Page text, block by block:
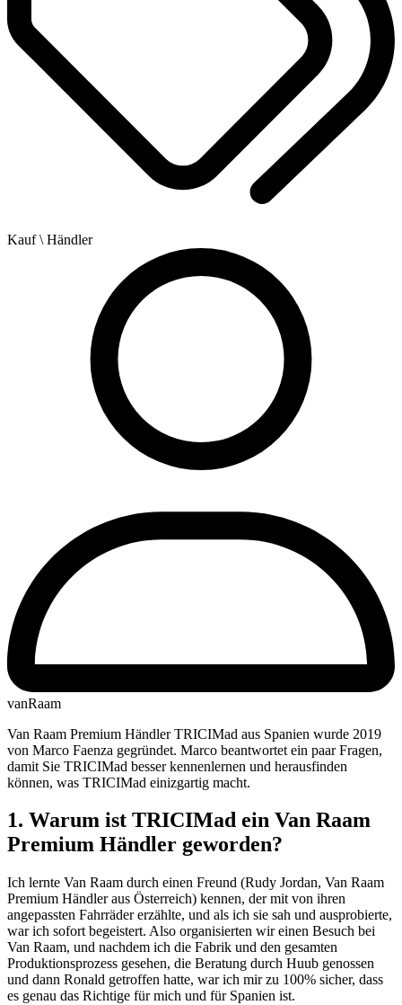
Kauf\ Händler
vanRaam
Van Raam Premium Händler TRICIMad aus Spanien wurde 2019
von Marco Faenza gegründet. Marco beantwortet ein paar Fragen,
damit Sie TRICIMad besser kennenlernen und herausfinden
können, was TRICIMad einizgartig macht.
1. Warum ist TRICIMad ein Van Raam
Premium Händler geworden?
Ich lernte Van Raam durch einen Freund (Rudy Jordan, Van Raam
Premium Händler aus Österreich) kennen, der mit von ihren
angepassten Fahrräder erzählte, und als ich sie sah und ausprobierte,
war ich sofort begeistert. Also organisierten wir einen Besuch bei
Van Raam, und nachdem ich die Fabrik und den gesamten
Produktionsprozess gesehen, die Beratung durch Huub genossen
und dann Ronald getroffen hatte, war ich mir zu 100% sicher, dass
es genau das Richtige für mich und für Spanien ist.